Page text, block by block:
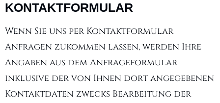
KONTAKTFORMULAR
Wenn Sie uns per Kontaktformular
Anfragen zukommen lassen, werden Ihre
Angaben aus dem Anfrageformular
inklusive der von Ihnen dort angegebenen
Kontaktdaten zwecks Bearbeitung der